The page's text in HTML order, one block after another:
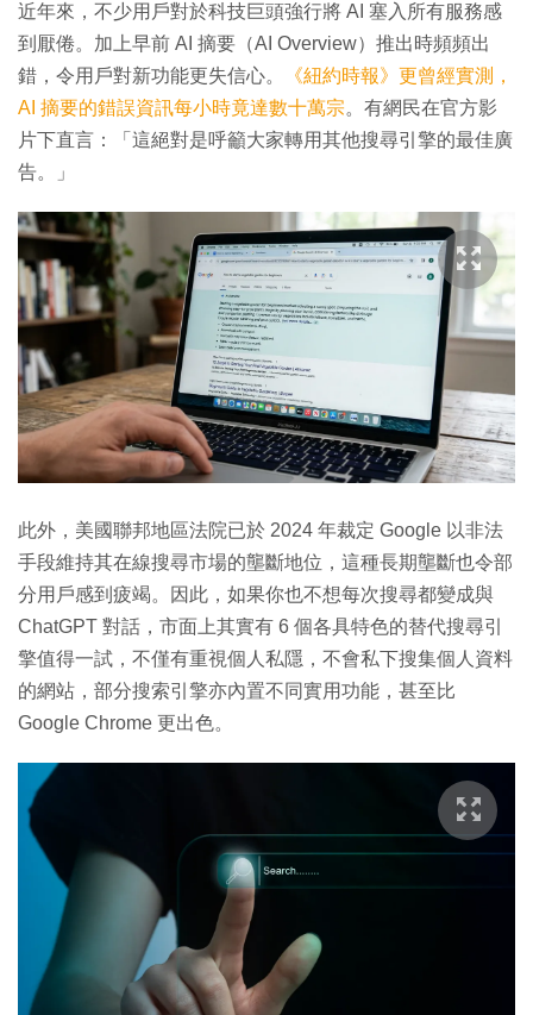
近年來，不少用戶對於科技巨頭強行將 AI 塞入所有服務感
到厭倦。加上早前 AI 摘要（AI Overview）推出時頻頻出
錯，令用戶對新功能更失信心。
《紐約時報》更曾經實測，
AI 摘要的錯誤資訊每小時竟達數十萬宗。有網民在官方影
片下直言：「這絕對是呼籲大家轉用其他搜尋引擎的最佳廣
告。」
此外，美國聯邦地區法院已於 2024 年裁定 Google 以非法
手段維持其在線搜尋市場的壟斷地位，這種長期壟斷也令部
分用戶感到疲竭。因此，如果你也不想每次搜尋都變成與
ChatGPT 對話，市面上其實有 6 個各具特色的替代搜尋引
擎值得一試，不僅有重視個人私隱，不會私下搜集個人資料
的網站，部分搜索引擎亦內置不同實用功能，甚至比
Google Chrome 更出色。